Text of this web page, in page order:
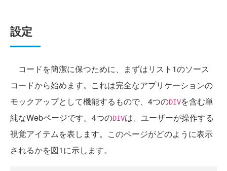
設定
コードを簡潔に保つために、まずはリスト1のソース
コードから始めます。これは完全なアプリケーションの
モックアップとして機能するもので、4つのDIVを含む単
純なWebページです。4つのDIVは、ユーザーが操作する
視覚アイテムを表します。このページがどのように表示
されるかを図1に示します。